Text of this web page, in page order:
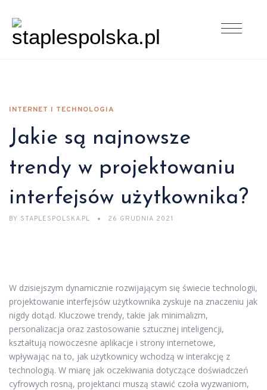
INTERNET I TECHNOLOGIA
Jakie są najnowsze
trendy w projektowaniu
interfejsów użytkownika?
BY STAPLESPOLSKA.PL 26 GRUDNIA 2021
W dzisiejszym dynamicznie rozwijającym się świecie technologii,
projektowanie interfejsów użytkownika zyskuje na znaczeniu jak
nigdy dotąd. Kluczowe trendy, takie jak minimalizm,
personalizacja oraz zastosowanie sztucznej inteligencji,
kształtują nowoczesne aplikacje i strony internetowe,
wpływając na to, jak użytkownicy wchodzą w interakcję z
technologią. W miarę jak oczekiwania dotyczące doświadczeń
cyfrowych rosną, projektanci muszą stawić czoła wyzwaniom,